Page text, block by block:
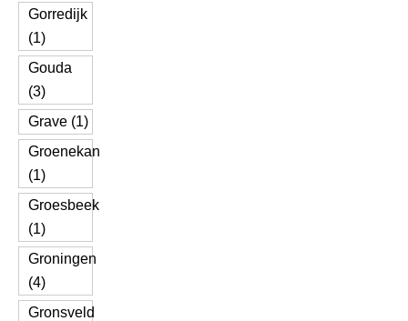
Gorredijk
(1)
Gouda
(3)
Grave (1)
Groenekan
(1)
Groesbeek
(1)
Groningen
(4)
Gronsveld